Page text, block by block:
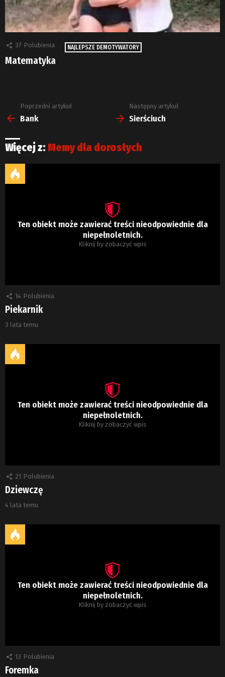
37 Polubienia NAJLEPSZE DEMOTYWATORY
Matematyka
Zobacz
więcej
Poprzedni artykuł
Bank
Następny artykuł
Sierściuch
Więcej z: Memy dla dorosłych
Ten obiekt może zawierać treści nieodpowiednie dla
niepełnoletnich.
Kliknij by zobaczyć wpis
14 Polubienia
Piekarnik
3 lata temu
Ten obiekt może zawierać treści nieodpowiednie dla
niepełnoletnich.
Kliknij by zobaczyć wpis
21 Polubienia
Dziewczę
4 lata temu
Ten obiekt może zawierać treści nieodpowiednie dla
niepełnoletnich.
Kliknij by zobaczyć wpis
13 Polubienia
Foremka